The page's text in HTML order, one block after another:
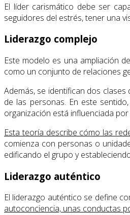
El líder carismático debe ser
seguidores del estrés, tener una
Liderazgo complejo
Este modelo es una ampliación
como un conjunto de relaciones
Además, se identifican dos
de las personas. En este
organización está influenciada
Esta teoría describe cómo las
comienza con personas o
edificando el grupo y
Liderazgo auténtico
El liderazgo auténtico se define
autoconciencia, unas conductas